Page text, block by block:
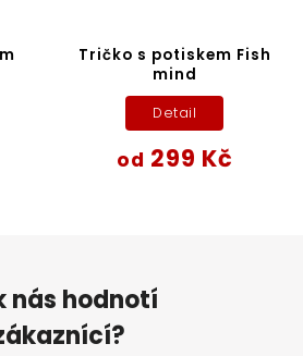
Tričko s potiskem Fish
mind
od 299 Kč
Detail
nás hodnotí